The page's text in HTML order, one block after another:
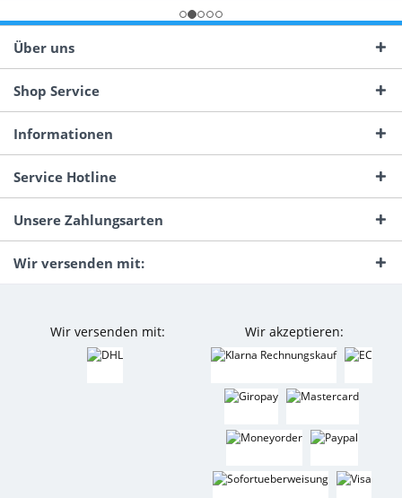
Über uns
Shop Service
Informationen
Service Hotline
Unsere Zahlungsarten
Wir versenden mit:
Wir versenden mit: Wir akzeptieren: